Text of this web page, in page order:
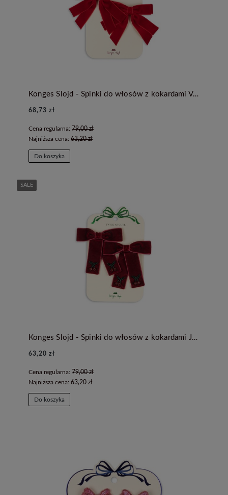
Konges Slojd - Spinki do włosów z kokardami Velvet - BARBADOS CHERRY
68,73 zł
Cena regularna: 79,00 zł
Najniższa cena: 63,20 zł
Do koszyka
Konges Slojd - Spinki do włosów z kokardami Juliette - RIO RED
63,20 zł
Cena regularna: 79,00 zł
Najniższa cena: 63,20 zł
Do koszyka
SALE